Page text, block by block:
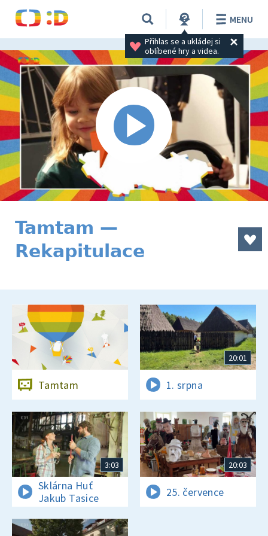
Přihlas se a ukládej si
oblíbené hry a videa.
MENU
Tamtam —
Rekapitulace
Tamtam
20:01
1. srpna
3:03
Sklárna Huť
Jakub Tasice
20:03
25. července